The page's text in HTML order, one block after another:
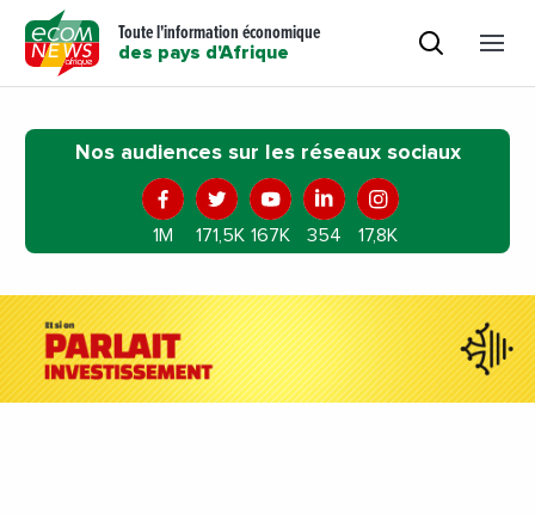
Toute l'information économique
des pays d'Afrique
Nos audiences sur les réseaux sociaux
1M 171,5K 167K 354 17,8K